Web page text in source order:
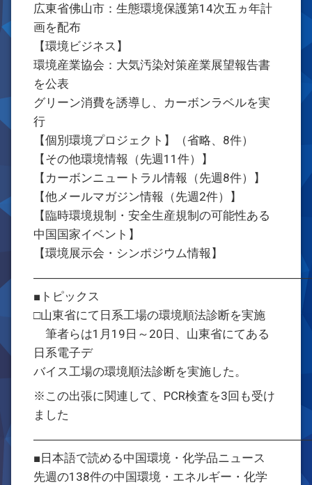
広東省佛山市：生態環境保護第14次五ヵ年計
画を配布
【環境ビジネス】
環境産業協会：大気汚染対策産業展望報告書
を公表
グリーン消費を誘導し、カーボンラベルを実
行
【個別環境プロジェクト】（省略、8件）
【その他環境情報（先週11件）】
【カーボンニュートラル情報（先週8件）】
【他メールマガジン情報（先週2件）】
【臨時環境規制・安全生産規制の可能性ある
中国国家イベント】
【環境展示会・シンポジウム情報】
■トピックス
□山東省にて日系工場の環境順法診断を実施
筆者らは1月19日～20日、山東省にてある
日系電子デ
バイス工場の環境順法診断を実施した。
※この出張に関連して、PCR検査を3回も受け
ました
■日本語で読める中国環境・化学品ニュース
先週の138件の中国環境・エネルギー・化学